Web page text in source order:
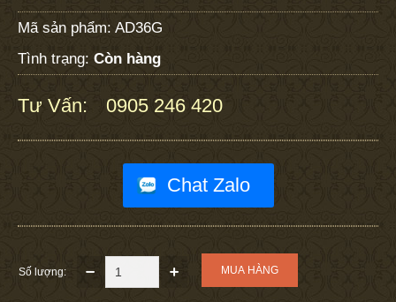
Mã sản phẩm: AD36G
Tình trạng: Còn hàng
Tư Vấn: 0905 246 420
Chat Zalo
Số lượng: